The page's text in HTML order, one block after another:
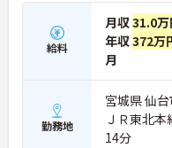
給料
月収31.0
年収372万
月
勤務地
宮城県 仙
ＪＲ東北
14分